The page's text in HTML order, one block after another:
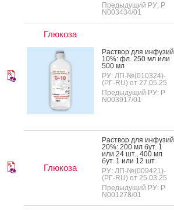
Предыдущий РУ: Р
N003434/01
Глюкоза
Рас­твор для ин­фу­зий
10%: фл. 250 мл или
500 мл
РУ: ЛП-№(010324)-
(РГ-RU) от 27.05.25
Предыдущий РУ: Р
N003917/01
Глюкоза
Рас­твор для ин­фу­зий
20%: 200 мл бут. 1
или 24 шт., 400 мл
бут. 1 или 12 шт.
РУ: ЛП-№(009421)-
(РГ-RU) от 25.03.25
Предыдущий РУ: Р
N001278/01